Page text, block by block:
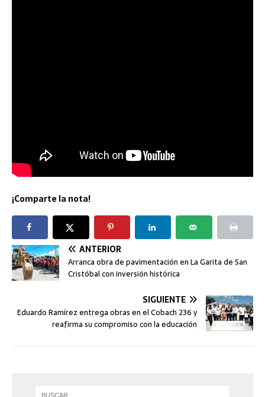
¡Comparte la nota!
ANTERIOR
Arranca obra de pavimentación en La Garita de San
Cristóbal con inversión histórica
SIGUIENTE
Eduardo Ramírez entrega obras en el Cobach 236 y
reafirma su compromiso con la educación